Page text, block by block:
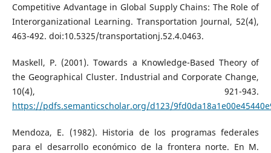
Competitive Advantage in Global Supply Chains: The Role of
Interorganizational Learning. Transportation Journal, 52(4),
463-492. doi:10.5325/transportationj.52.4.0463.
Maskell, P. (2001). Towards a Knowledge-Based Theory of
the Geographical Cluster. Industrial and Corporate Change,
10(4), 921-943.
https://pdfs.semanticscholar.org/d123/
Mendoza, E. (1982). Historia de los programas federales
para el desarrollo económico de la frontera norte. En M.